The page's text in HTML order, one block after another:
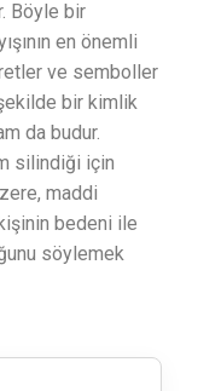
Böyle bir
en önemli
ve semboller
bir kimlik
da budur.
silindiği için
maddi
bedeni ile
söylemek